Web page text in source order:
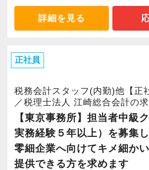
【目指すは“大家族のような会社”
緒に働ける方を求めています】
ほど、仲が良くて明るいのが当社
実践型インターンは成⻑性を重視
りがいを持てることとステップ
とを第一に考えています。
将来会計事務所で活躍したい熱い
方、お待ちしています！
【実務型研修・教育制度充実！
れからの会計業界で生き残るため
また、職場環境の改善に積極的に
に対して認証される「社労士診
「職場環境改善宣言企業」と「経
施企業」の認定を受け、今後も
い環境づくりを積極的に推進し
長く安心して働ける環境を用意し
おりますので、当社で将来の不
ませんか？
【渋谷の事務所はこんなオフィス
士、司法書士、など各士業のネッ
築し、クライアント先のどのよ
もワンストップで解決出来る体
す。
その他にも、遠隔地の顧問先で
導が出来る会計システム等、ITを
ビスも展開しています。
また、近年は相続にも力を入れ
ーや個別相談から相続税等の案
ております。
詳細を見る
正社員
税務会計スタッフ(内勤)他【正
／税理士法人 江崎総合会計の
【東京事務所】担当者中級
実務経験５年以上）を募集
零細企業へ向けてキメ細か
提供できる方を求めます